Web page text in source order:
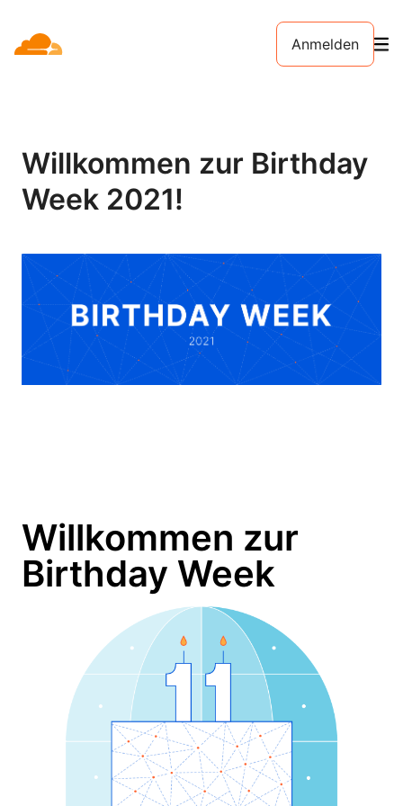
Anmelden
Willkommen zur Birthday
Week 2021!
Willkommen zur
Birthday Week